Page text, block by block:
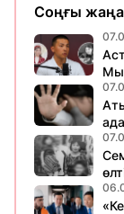
Соңғы